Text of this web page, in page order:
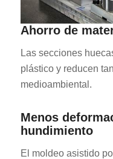
Ahorro de
Las secciones
plástico y reducen
medioambiental.
Menos
hundimiento
El moldeo asistido